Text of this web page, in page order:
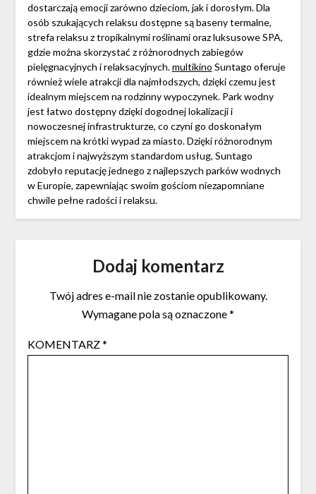
dostarczają emocji zarówno dzieciom, jak i dorosłym. Dla
osób szukających relaksu dostępne są baseny termalne,
strefa relaksu z tropikalnymi roślinami oraz luksusowe SPA,
gdzie można skorzystać z różnorodnych zabiegów
pielęgnacyjnych i relaksacyjnych.multikino Suntago oferuje
również wiele atrakcji dla najmłodszych, dzięki czemu jest
idealnym miejscem na rodzinny wypoczynek. Park wodny
jest łatwo dostępny dzięki dogodnej lokalizacji i
nowoczesnej infrastrukturze, co czyni go doskonałym
miejscem na krótki wypad za miasto. Dzięki różnorodnym
atrakcjom i najwyższym standardom usług, Suntago
zdobyło reputację jednego z najlepszych parków wodnych
w Europie, zapewniając swoim gościom niezapomniane
chwile pełne radości i relaksu.
Dodaj komentarz
Twój adres e-mail nie zostanie opublikowany.
Wymagane pola są oznaczone*
KOMENTARZ*